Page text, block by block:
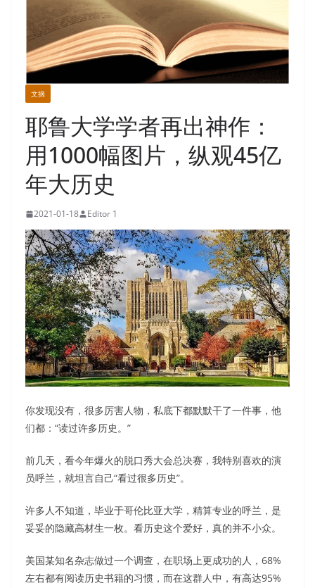
文摘
耶鲁大学学者再出神作：
用1000幅图片，纵观45亿
年大历史
2021-01-18 Editor 1
你发现没有，很多厉害人物，私底下都默默干了一件事，他
们都：“读过许多历史。”
前几天，看今年爆火的脱口秀大会总决赛，我特别喜欢的演
员呼兰，就坦言自己“看过很多历史”。
许多人不知道，毕业于哥伦比亚大学，精算专业的呼兰，是
妥妥的隐藏高材生一枚。看历史这个爱好，真的并不小众。
美国某知名杂志做过一个调查，在职场上更成功的人，68%
左右都有阅读历史书籍的习惯，而在这群人中，有高达95%